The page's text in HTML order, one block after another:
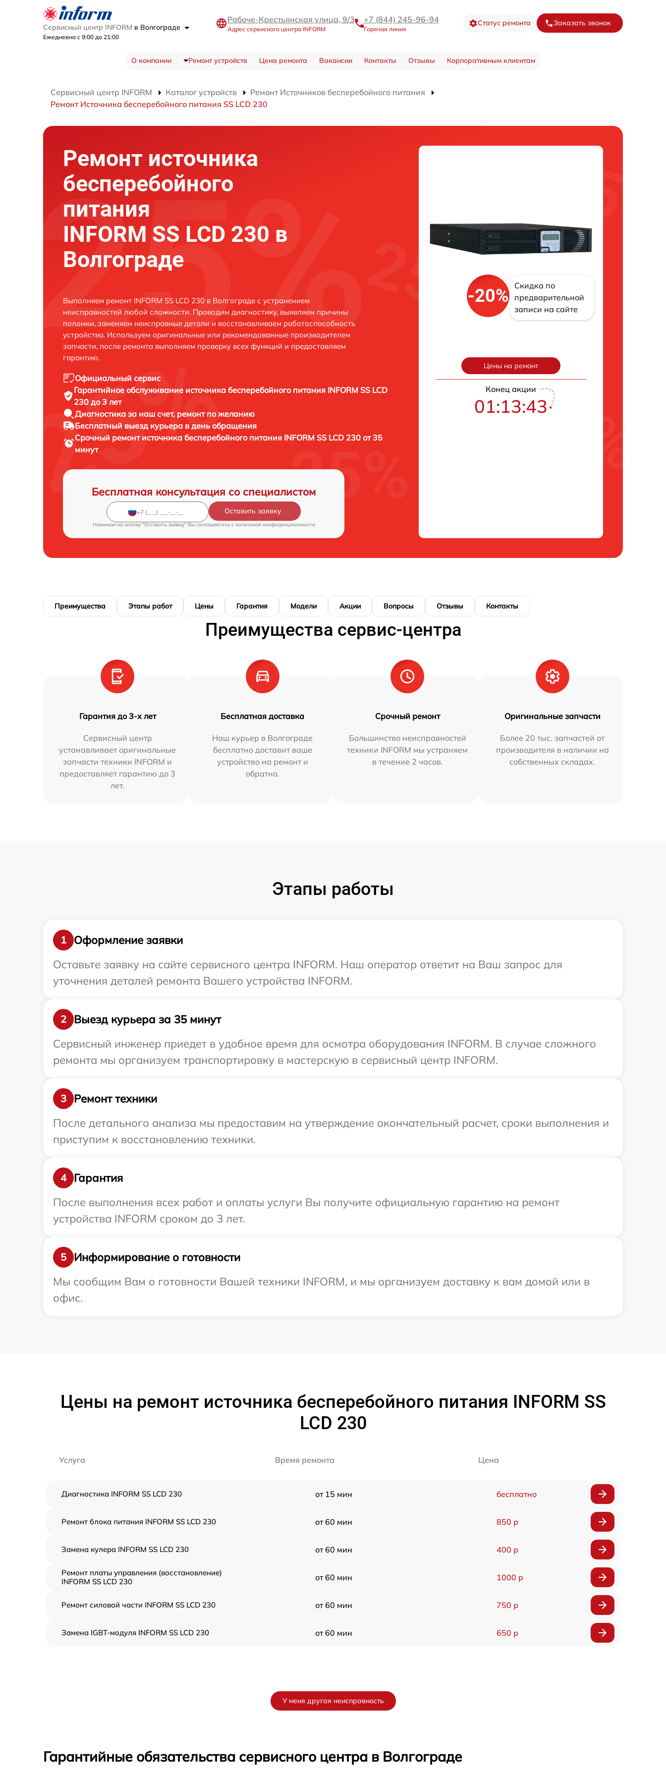
Сервисный центр INFORM в Волгограде
Ежедневно с 9:00 до 21:00
Рабоче-Крестьянская улица, 9/3
Адрес сервисного центра INFORM
+7 (844) 245-96-94
Горячая линия
Статус ремонта Заказать звонок
О компании Ремонт устройств Цена ремонта Вакансии Контакты Отзывы Корпоративным клиентам
Сервисный центр INFORM Каталог устройств
Ремонт Источников бесперебойного питания
Ремонт Источника бесперебойного питания SS LCD 230
Ремонт источника
бесперебойного
питания
INFORM SS LCD 230 в
Волгограде
Выполняем ремонт INFORM SS LCD 230 в Волгограде с устранением
неисправностей любой сложности. Проводим диагностику, выявляем причины
поломки, заменяем неисправные детали и восстанавливаем работоспособность
устройства. Используем оригинальные или рекомендованные производителем
запчасти, после ремонта выполняем проверку всех функций и предоставляем
гарантию.
Официальный сервис
Гарантийное обслуживание источника бесперебойного питания INFORM SS LCD
230 до 3 лет
Диагностика за наш счет, ремонт по желанию
Бесплатный выезд курьера в день обращения
Срочный ремонт источника бесперебойного питания INFORM SS LCD 230 от 35
минут
Бесплатная консультация со специалистом
Оставить заявку
Нажимая на кнопку "Оставить заявку" Вы соглашаетесь c политикой конфиденциальности
-20%
Скидка по
предварительной
записи на сайте
Цены на ремонт
Конец акции
01:13:42
Преимущества Этапы работ Цены Гарантия Модели Акции Вопросы Отзывы Контакты
Преимущества сервис-центра
Гарантия до 3-х лет
Сервисный центр
устанавливает оригинальные
запчасти техники INFORM и
предоставляет гарантию до 3
лет.
Бесплатная доставка
Наш курьер в Волгограде
бесплатно доставит ваше
устройство на ремонт и
обратно.
Срочный ремонт
Большинство неисправностей
техники INFORM мы устраняем
в течение 2 часов.
Оригинальные запчасти
Более 20 тыс. запчастей от
производителя в наличии на
собственных складах.
Этапы работы
1
Оформление заявки
Оставьте заявку на сайте сервисного центра INFORM. Наш оператор ответит на Ваш запрос для
уточнения деталей ремонта Вашего устройства INFORM.
2
Выезд курьера за 35 минут
Сервисный инженер приедет в удобное время для осмотра оборудования INFORM. В случае сложного
ремонта мы организуем транспортировку в мастерскую в сервисный центр INFORM.
3
Ремонт техники
После детального анализа мы предоставим на утверждение окончательный расчет, сроки выполнения и
приступим к восстановлению техники.
4
Гарантия
После выполнения всех работ и оплаты услуги Вы получите официальную гарантию на ремонт
устройства INFORM сроком до 3 лет.
5
Информирование о готовности
Мы сообщим Вам о готовности Вашей техники INFORM, и мы организуем доставку к вам домой или в
офис.
Цены на ремонт источника бесперебойного питания INFORM SS
LCD 230
Услуга Время ремонта Цена
Диагностика INFORM SS LCD 230 от 15 мин бесплатно
Ремонт блока питания INFORM SS LCD 230 от 60 мин 850 р
Замена кулера INFORM SS LCD 230 от 60 мин 400 р
Ремонт платы управления (восстановление)
INFORM SS LCD 230
от 60 мин 1000 р
Ремонт силовой части INFORM SS LCD 230 от 60 мин 750 р
Замена IGBT-модуля INFORM SS LCD 230 от 60 мин 650 р
У меня другая неисправность
Гарантийные обязательства сервисного центра в Волгограде